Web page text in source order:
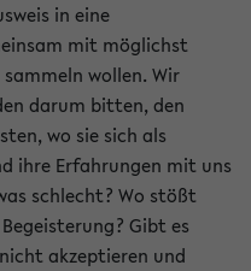
in eine
mit möglichst
wollen. Wir
darum bitten, den
wo sie sich als
ihre Erfahrungen mit uns
schlecht? Wo stößt
Gibt es
akzeptieren und